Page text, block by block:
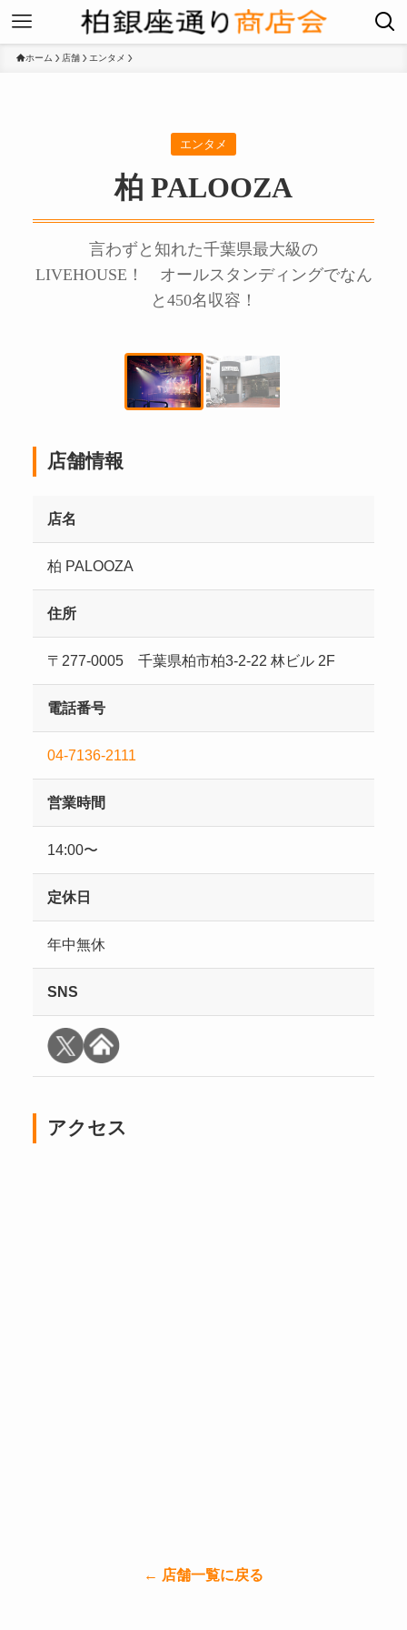
ホーム 店舗 エンタメ
エンタメ
柏 PALOOZA
言わずと知れた千葉県最大級の
LIVEHOUSE！ オールスタンディングでなん
と450名収容！
店舗情報
店名
柏 PALOOZA
住所
〒277-0005 千葉県柏市柏3-2-22 林ビル 2F
電話番号
04-7136-2111
営業時間
14:00〜
定休日
年中無休
SNS
アクセス
← 店舗一覧に戻る